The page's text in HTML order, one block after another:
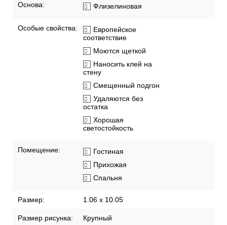
Основа: Флизелиновая
Особые свойства:
Европейское
соответствие
Моются щеткой
Наносить клей на
стену
Смещенный подгон
Удаляются без
остатка
Хорошая
светостойкость
Помещение:
Гостиная
Прихожая
Спальня
Размер: 1.06 x 10.05
Размер рисунка: Крупный